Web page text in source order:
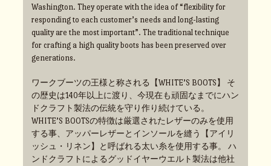
Washington. They operate with the idea of “flexibility for
responding to each customer’s needs and long-lasting
quality are the most important”. The traditional technique
for crafting a high quality boots has been preserved over
generations.
ワークブーツの王様と称される【WHITE’S BOOTS】 そ
の歴史は140年以上に渡り、今現在も頑固なまでにハン
ドクラフト製法の伝統を守り作り続けている。
WHITE’S BOOTSの特徴は厳選されたレザーのみを使用
する事、アッパーレザーとインソールを縫う【アイリ
ッシュ・リネン】と呼ばれる太い糸を使用する事。 ハ
ンドクラフトによるグッドイヤーウエルト製法は他社